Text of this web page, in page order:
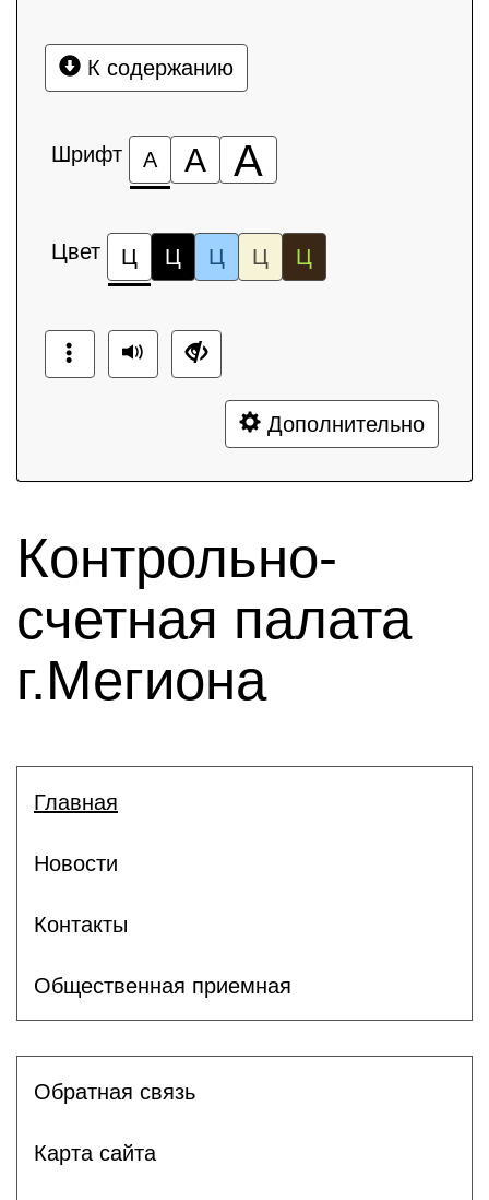
К содержанию
Шрифт А А А
Цвет Ц Ц Ц Ц Ц
Дополнительно
Контрольно-
счетная палата
г.Мегиона
Главная
Новости
Контакты
Общественная приемная
Обратная связь
Карта сайта